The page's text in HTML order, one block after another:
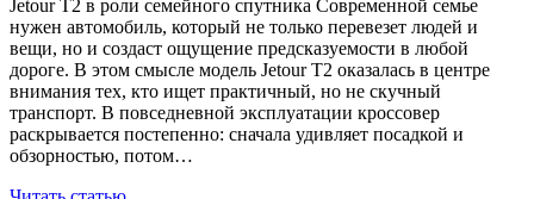
Jetour T2 в роли семейного спутника Современной семье
нужен автомобиль, который не только перевезет людей и
вещи, но и создаст ощущение предсказуемости в любой
дороге. В этом смысле модель Jetour T2 оказалась в центре
внимания тех, кто ищет практичный, но не скучный
транспорт. В повседневной эксплуатации кроссовер
раскрывается постепенно: сначала удивляет посадкой и
обзорностью, потом…